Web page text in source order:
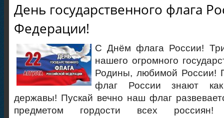
День государственного флага
Федерации!
С Днём флага России!
нашего огромного
Родины, любимой России!
флаг России знают
державы! Пускай вечно наш флаг
предметом гордости всех